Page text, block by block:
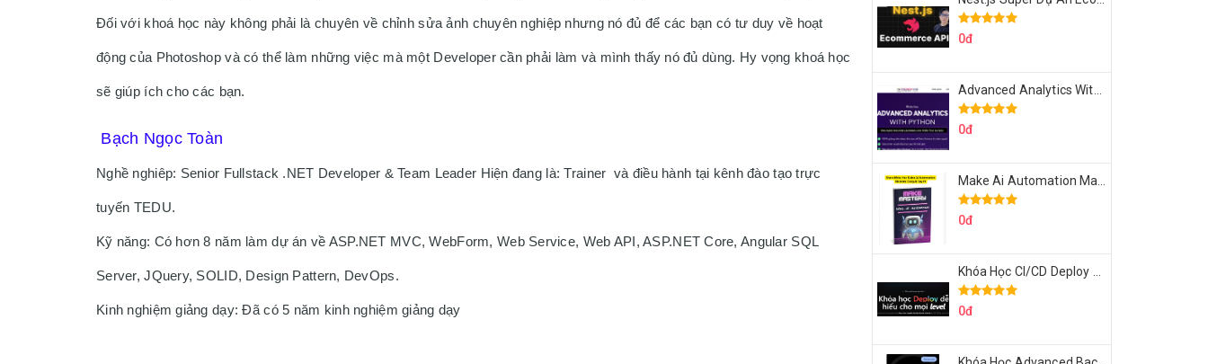
Đối với khoá học này không phải là chuyên về chỉnh sửa ảnh chuyên nghiệp nhưng nó đủ để các bạn có tư duy về hoạt
động của Photoshop và có thể làm những việc mà một Developer cần phải làm và mình thấy nó đủ dùng. Hy vọng khoá học
sẽ giúp ích cho các bạn.
Bạch Ngọc Toàn
Nghề nghiêp: Senior Fullstack .NET Developer & Team Leader Hiện đang là: Trainer  và điều hành tại kênh đào tạo trực
tuyến TEDU.
Kỹ năng: Có hơn 8 năm làm dự án về ASP.NET MVC, WebForm, Web Service, Web API, ASP.NET Core, Angular SQL
Server, JQuery, SOLID, Design Pattern, DevOps.
Kinh nghiệm giảng dạy: Đã có 5 năm kinh nghiệm giảng dạy
0đ
0đ
0đ
0đ